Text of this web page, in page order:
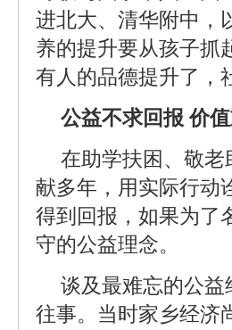
进北大、清华附中，
养的提升要从孩子抓
有人的品德提升了，
公益不求回报 价
在助学扶困、敬
献多年，用实际行动
得到回报，如果为了
守的公益理念。
谈及最难忘的公益
往事。当时家乡经济